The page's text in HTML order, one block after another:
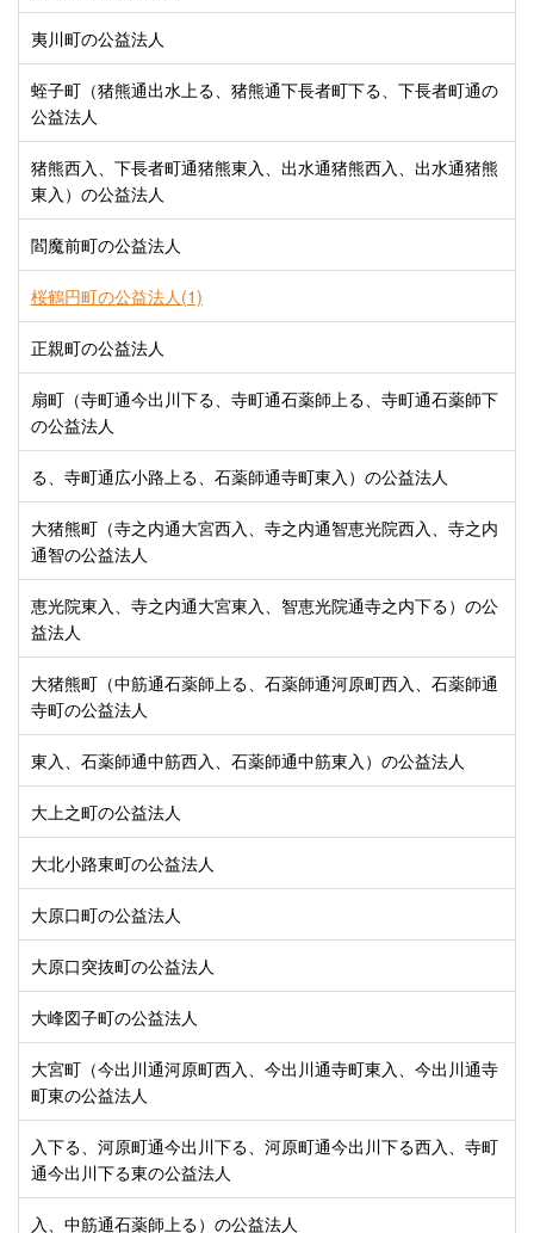
夷川町の公益法人
蛭子町（猪熊通出水上る、猪熊通下長者町下る、下長者町通の
公益法人
猪熊西入、下長者町通猪熊東入、出水通猪熊西入、出水通猪熊
東入）の公益法人
閻魔前町の公益法人
桜鶴円町の公益法人(1)
正親町の公益法人
扇町（寺町通今出川下る、寺町通石薬師上る、寺町通石薬師下
の公益法人
る、寺町通広小路上る、石薬師通寺町東入）の公益法人
大猪熊町（寺之内通大宮西入、寺之内通智恵光院西入、寺之内
通智の公益法人
恵光院東入、寺之内通大宮東入、智恵光院通寺之内下る）の公
益法人
大猪熊町（中筋通石薬師上る、石薬師通河原町西入、石薬師通
寺町の公益法人
東入、石薬師通中筋西入、石薬師通中筋東入）の公益法人
大上之町の公益法人
大北小路東町の公益法人
大原口町の公益法人
大原口突抜町の公益法人
大峰図子町の公益法人
大宮町（今出川通河原町西入、今出川通寺町東入、今出川通寺
町東の公益法人
入下る、河原町通今出川下る、河原町通今出川下る西入、寺町
通今出川下る東の公益法人
入、中筋通石薬師上る）の公益法人